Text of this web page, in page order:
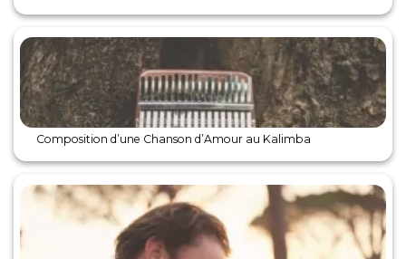
Composition d’une Chanson d’Amour au Kalimba